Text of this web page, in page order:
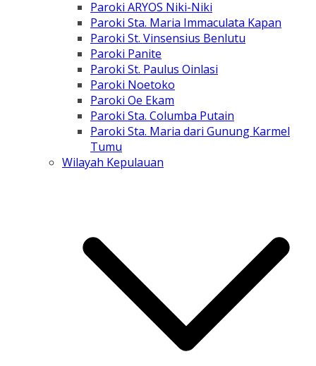
Paroki ARYOS Niki-Niki
Paroki Sta. Maria Immaculata Kapan
Paroki St. Vinsensius Benlutu
Paroki Panite
Paroki St. Paulus Oinlasi
Paroki Noetoko
Paroki Oe Ekam
Paroki Sta. Columba Putain
Paroki Sta. Maria dari Gunung Karmel
Tumu
Wilayah Kepulauan